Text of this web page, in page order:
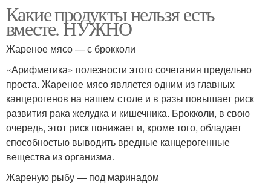
Какие продукты нельзя есть
вместе. НУЖНО
Жареное мясо — с брокколи
«Арифметика» полезности этого сочетания предельно
проста. Жареное мясо является одним из главных
канцерогенов на нашем столе и в разы повышает риск
развития рака желудка и кишечника. Брокколи, в свою
очередь, этот риск понижает и, кроме того, обладает
способностью выводить вредные канцерогенные
вещества из организма.
Жареную рыбу — под маринадом